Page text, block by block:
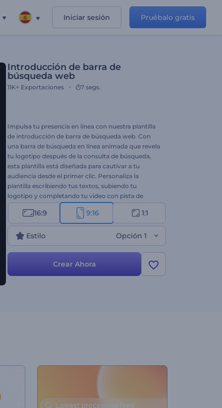
Iniciar sesión Pruébalo gratis
Introducción de barra de
búsqueda web
11K+ Exportaciones 7 segs.
Impulsa tu presencia en línea con nuestra plantilla
de introducción de barra de búsqueda web. Con
una barra de búsqueda en línea animada que revela
tu logotipo después de la consulta de búsqueda,
esta plantilla está diseñada para cautivar a tu
audiencia desde el primer clic. Personaliza la
plantilla escribiendo tus textos, subiendo tu
logotipo y completando tu video con pista de
música de fondo de nuestra vasta biblioteca. Es
perfecto para presentaciones tecnológicas,
comerciales, introducciones de canales de
YouTube, aperturas de logotipos empresariales y
muchos proyectos más. ¡Comienza a crear ahora!
16:9 9:16 1:1
Estilo Opción 1
Crear Ahora